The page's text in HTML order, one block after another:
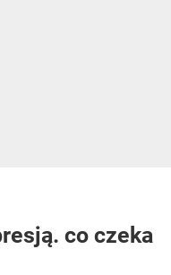
co czeka